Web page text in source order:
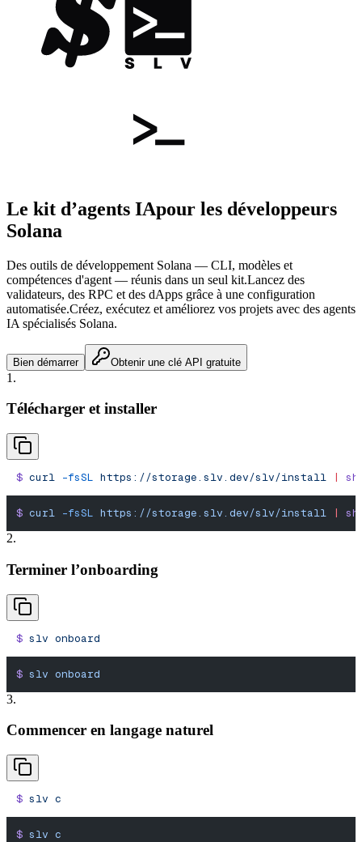
Le kit d’agents IApour les développeurs
Solana
Des outils de développement Solana — CLI, modèles et
compétences d'agent — réunis dans un seul kit.Lancez des
validateurs, des RPC et des dApps grâce à une configuration
automatisée.Créez, exécutez et améliorez vos projets avec des agents
IA spécialisés Solana.
Bien démarrer Obtenir une clé API gratuite
1.
Télécharger et installer
$ curl -fsSL https://storage.slv.dev/slv/install | sh
$ curl -fsSL https://storage.slv.dev/slv/install |
sh
2.
Terminer l’onboarding
$ slv onboard
$ slv onboard
3.
Commencer en langage naturel
$ slv c
$ slv c